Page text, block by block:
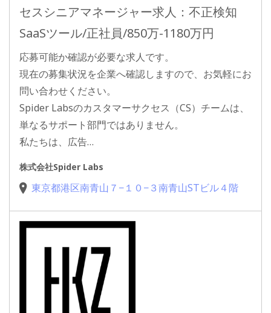
セスシニアマネージャー求人：不正検知
SaaSツール/正社員/850万-1180万円
応募可能か確認が必要な求人です。
現在の募集状況を企業へ確認しますので、お気軽にお
問い合わせください。
Spider Labsのカスタマーサクセス（CS）チームは、
単なるサポート部門ではありません。
私たちは、広告…
株式会社Spider Labs
東京都港区南青山７−１０−３南青山STビル４階